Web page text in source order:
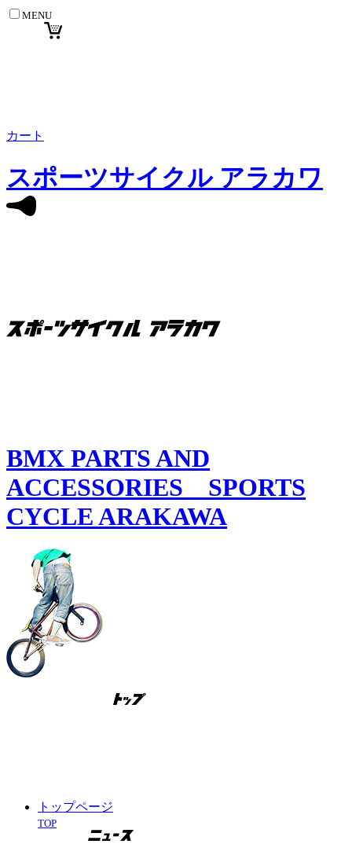
MENU
カート
スポーツサイクル アラカワ
BMX PARTS AND
ACCESSORIES SPORTS
CYCLE ARAKAWA
トップページ
TOP